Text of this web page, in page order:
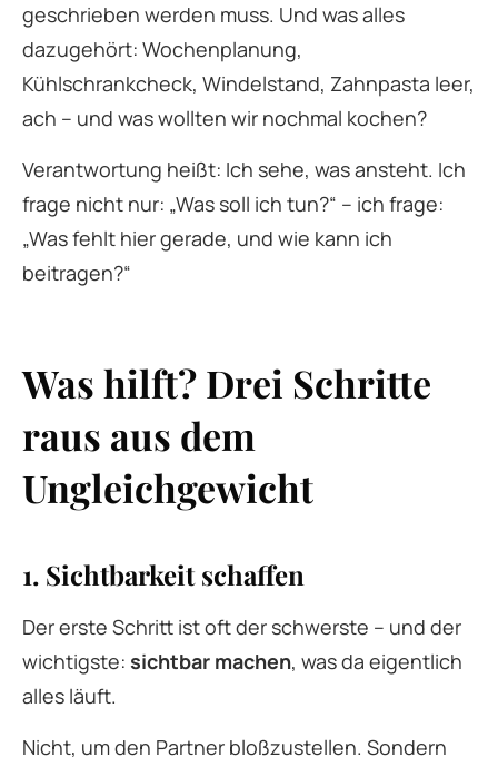
geschrieben werden muss. Und was alles
dazugehört: Wochenplanung,
Kühlschrankcheck, Windelstand, Zahnpasta leer,
ach – und was wollten wir nochmal kochen?
Verantwortung heißt: Ich sehe, was ansteht. Ich
frage nicht nur: „Was soll ich tun?“ – ich frage:
„Was fehlt hier gerade, und wie kann ich
beitragen?“
Was hilft? Drei Schritte
raus aus dem
Ungleichgewicht
1. Sichtbarkeit schaffen
Der erste Schritt ist oft der schwerste – und der
wichtigste: sichtbar machen, was da eigentlich
alles läuft.
Nicht, um den Partner bloßzustellen. Sondern